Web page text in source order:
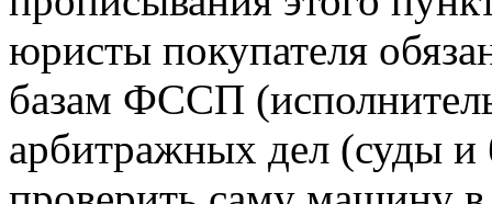
юристы покупателя
базам ФССП
арбитражных дел (суды и